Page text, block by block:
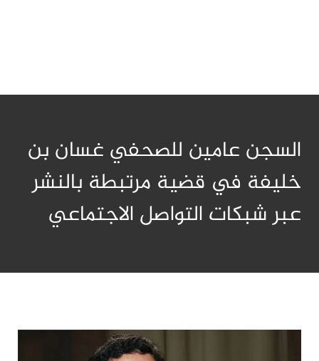
السجن عامين للصحفي غسان بن
خليفة في قضية مرتبطة بالنشر
عبر شبكات التواصل الاجتماعي